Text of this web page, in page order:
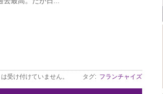
受け付けていません。 タグ: フランチャイズ